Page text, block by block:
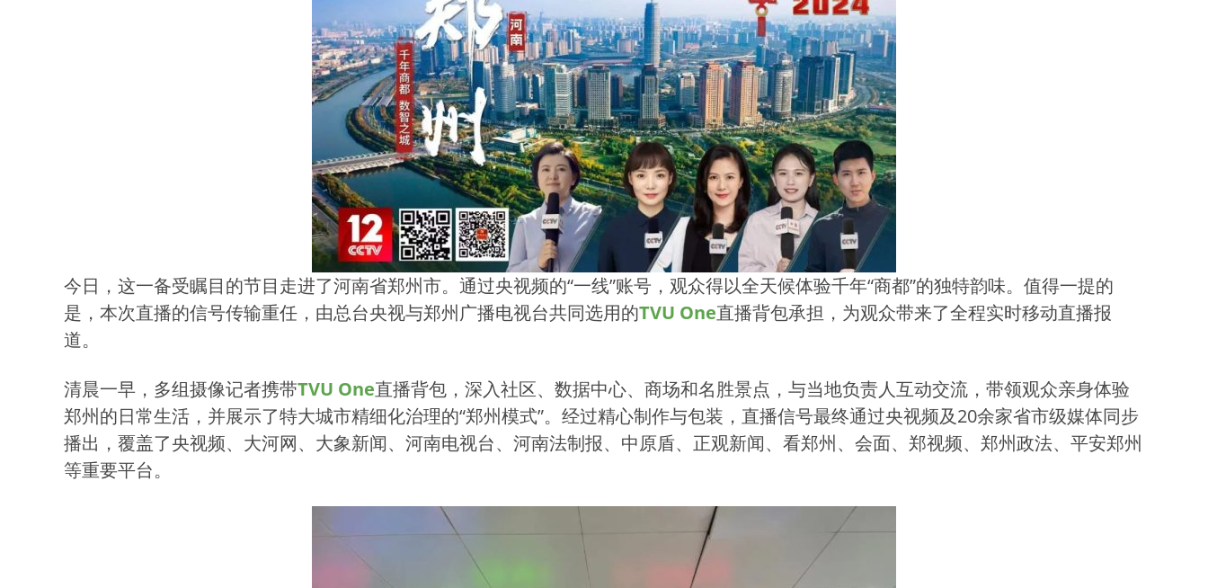
今日，这一备受瞩目的节目走进了河南省郑州市。通过央视频的“一线”账号，观众得以全天候体验千年“商都”的独特韵味。值得一提的
是，本次直播的信号传输重任，由总台央视与郑州广播电视台共同选用的TVU One直播背包承担，为观众带来了全程实时移动直播报
道。
清晨一早，多组摄像记者携带TVU One直播背包，深入社区、数据中心、商场和名胜景点，与当地负责人互动交流，带领观众亲身体验
郑州的日常生活，并展示了特大城市精细化治理的“郑州模式”。经过精心制作与包装，直播信号最终通过央视频及20余家省市级媒体同步
播出，覆盖了央视频、大河网、大象新闻、河南电视台、河南法制报、中原盾、正观新闻、看郑州、会面、郑视频、郑州政法、平安郑州
等重要平台。